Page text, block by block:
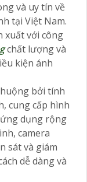
và uy tín về
tại Việt Nam.
xuất với công
chất lượng và
kiện ánh
bởi tính
cung cấp hình
dụng rộng
camera
sát và giám
dễ dàng và